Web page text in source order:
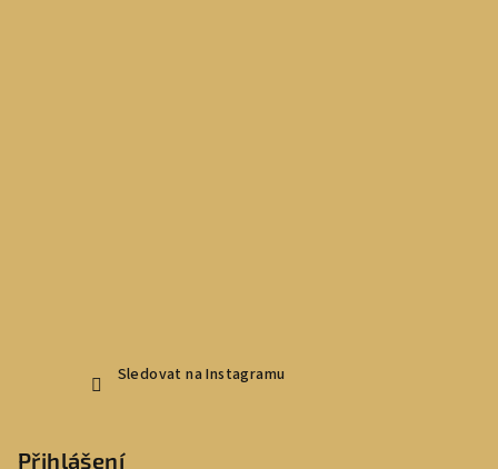
Sledovat na Instagramu
Přihlášení